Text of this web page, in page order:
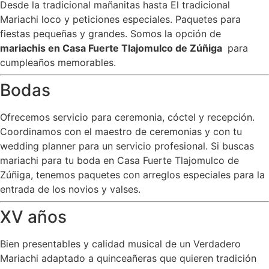
Desde la tradicional mañanitas hasta El tradicional
Mariachi loco y peticiones especiales. Paquetes para
fiestas pequeñas y grandes. Somos la opción de
mariachis en Casa Fuerte Tlajomulco de Zúñiga para
cumpleaños memorables.
Bodas
Ofrecemos servicio para ceremonia, cóctel y recepción.
Coordinamos con el maestro de ceremonias y con tu
wedding planner para un servicio profesional. Si buscas
mariachi para tu boda en Casa Fuerte Tlajomulco de
Zúñiga, tenemos paquetes con arreglos especiales para la
entrada de los novios y valses.
XV años
Bien presentables y calidad musical de un Verdadero
Mariachi adaptado a quinceañeras que quieren tradición